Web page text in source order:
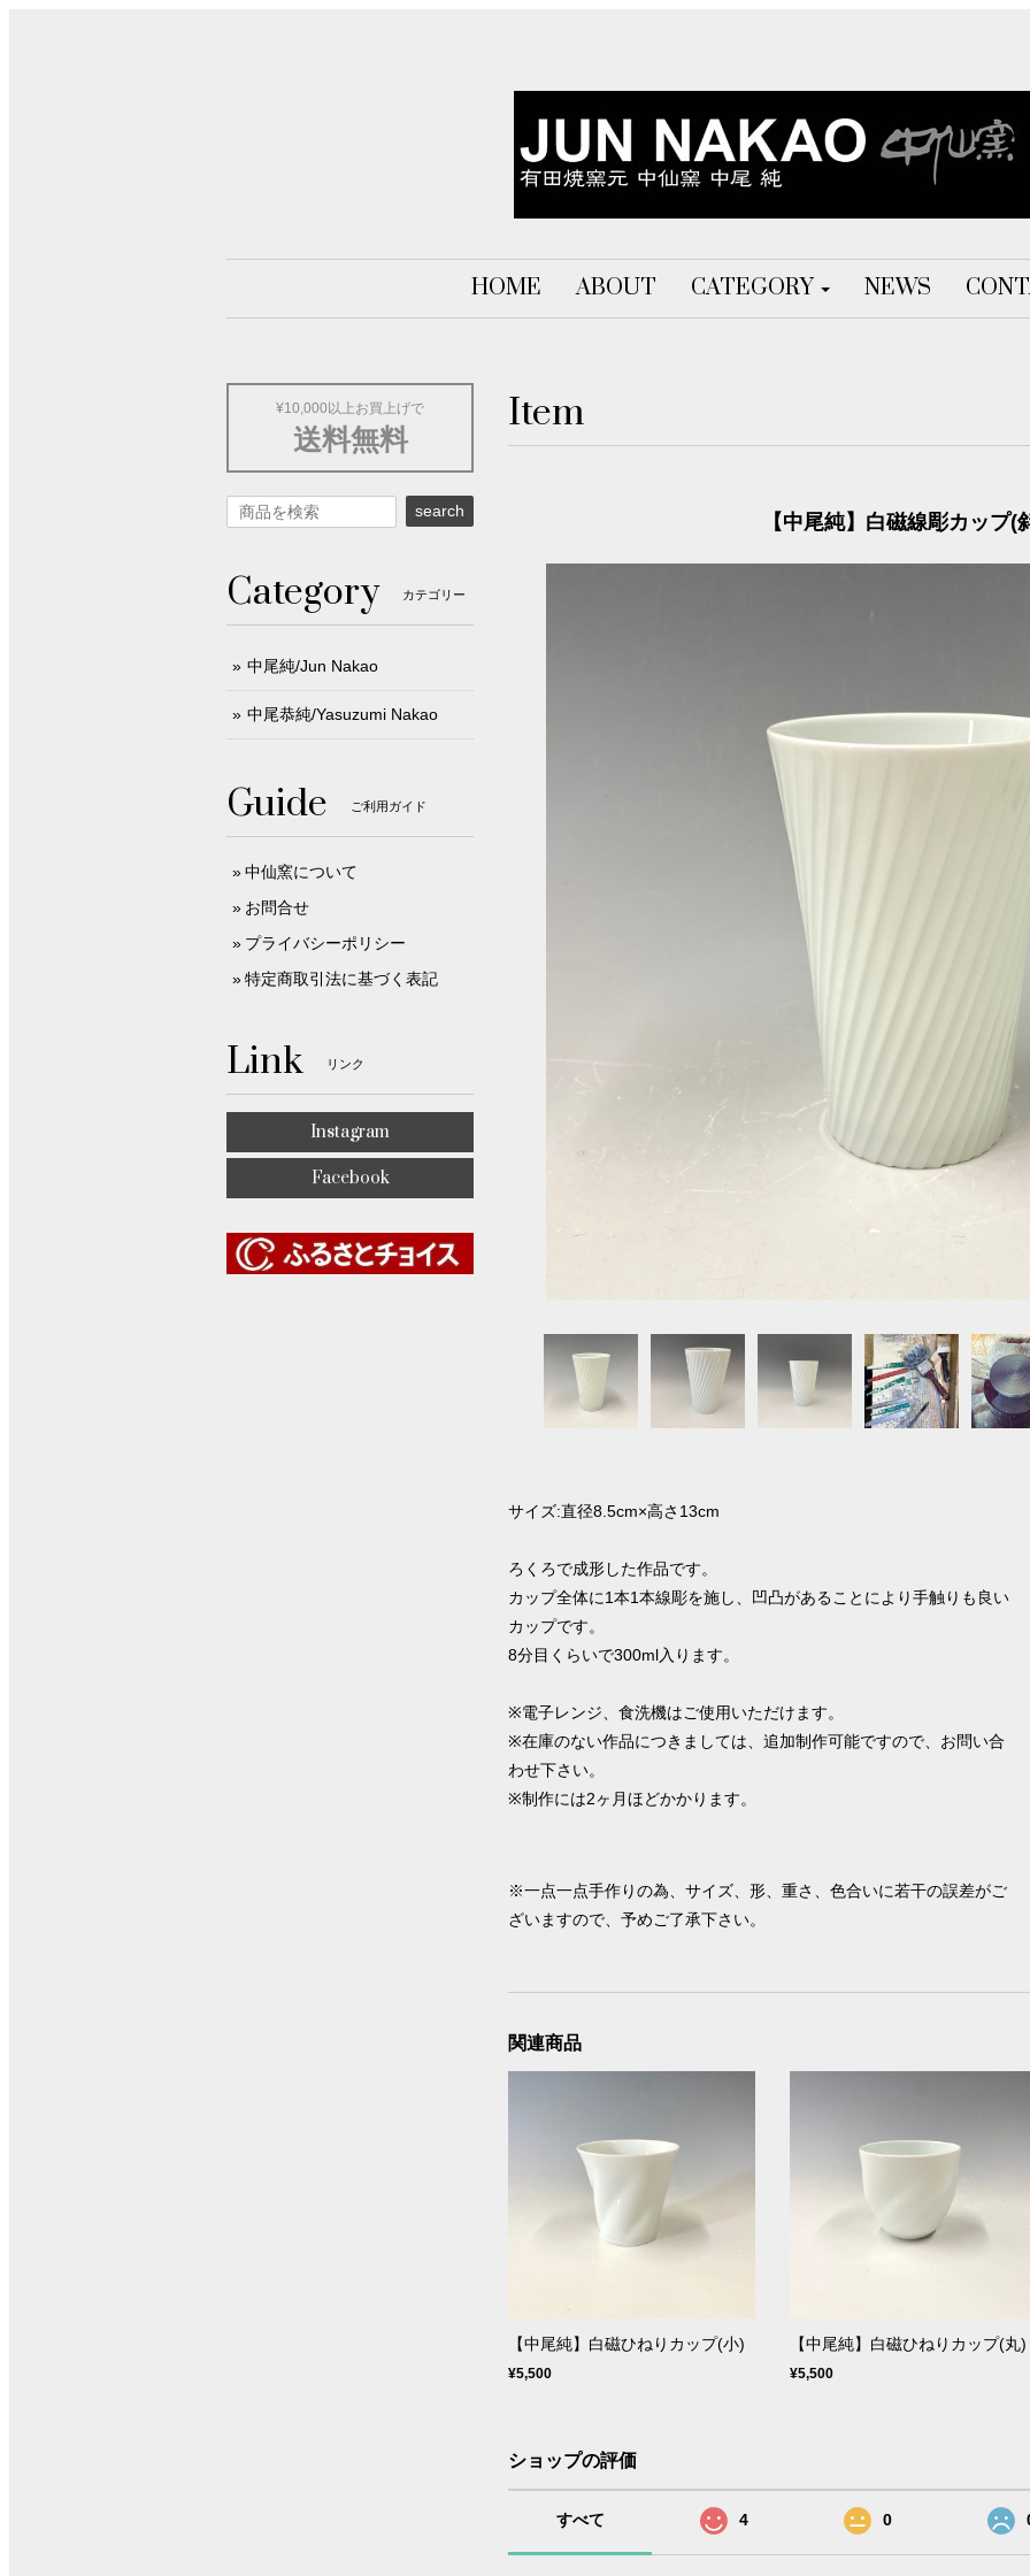
HOME ABOUT CATEGORY NEWS
Item
【中尾純】白磁線彫カップ(
サイズ:直径8.5cm×高さ13cm
ろくろで成形した作品です。
カップ全体に1本1本線彫を施し、凹凸があることにより手触りも良い
カップです。
8分目くらいで300ml入ります。
※電子レンジ、食洗機はご使用いただけます。
※在庫のない作品につきましては、追加制作可能ですので、お問い合
わせ下さい。
※制作には2ヶ月ほどかかります。
※一点一点手作りの為、サイズ、形、重さ、色合いに若干の誤差がご
ざいますので、予めご了承下さい。
関連商品
【中尾純】白磁ひねりカップ(小)
¥5,500
【中尾純】白磁ひねりカップ(丸)
¥5,500
ショップの評価
すべて 4 0
¥10,000以上お買上げで
送料無料
search
Category カテゴリー
中尾純/Jun Nakao
中尾恭純/Yasuzumi Nakao
Guide ご利用ガイド
中仙窯について
お問合せ
プライバシーポリシー
特定商取引法に基づく表記
Link リンク
Instagram
Facebook